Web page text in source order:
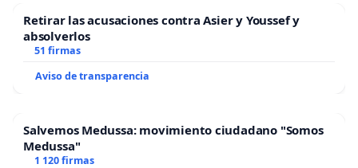
Retirar las acusaciones contra Asier y Youssef y
absolverlos
51 firmas
Aviso de transparencia
Salvemos Medussa: movimiento ciudadano "Somos
Medussa"
1 120 firmas